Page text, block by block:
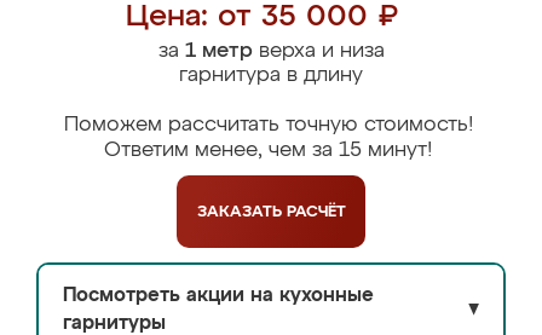
Цена: от 35 000 ₽
за 1 метрверха и низа
гарнитура в длину
Поможем рассчитать точную стоимость!
Ответим менее, чем за 15 минут!
ЗАКАЗАТЬ РАСЧЁТ
Посмотреть акции на кухонные
гарнитуры
▼